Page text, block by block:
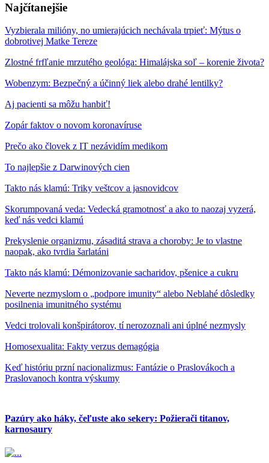
Najčítanejšie
Vyzbierala milióny, no umierajúcich nechávala trpieť: Mýtus o
dobrotivej Matke Tereze
Zlostné frfľanie mrzutého geológa: Himalájska soľ – korenie života?
Wobenzym: Bezpečný a účinný liek alebo drahé lentilky?
Aj pacienti sa môžu hanbiť!
Zopár faktov o novom koronavíruse
Prečo ako človek z IT nezávidím medikom
To najlepšie z Darwinových cien
Takto nás klamú: Triky veštcov a jasnovidcov
Skorumpovaná veda: Vedecká gramotnosť a ako to naozaj vyzerá,
keď nás vedci klamú
Prekyslenie organizmu, zásaditá strava a choroby: Je to vlastne
naopak, ako tvrdia šarlatáni
Takto nás klamú: Démonizovanie sacharidov, pšenice a cukru
Neverte nezmyslom o „podpore imunity“ alebo Neblahé dôsledky
posilnenia imunitného systému
Vedci trolovali konšpirátorov, tí nerozoznali ani úplné nezmysly
Homosexualita: Fakty verzus demagógia
Keď históriu przní nacionalizmus: Fantázie o Praslovákoch a
Praslovanoch kontra výskumy
Pazúry ako háky, čeľuste ako sekery: Požierači titanov,
karnosaury